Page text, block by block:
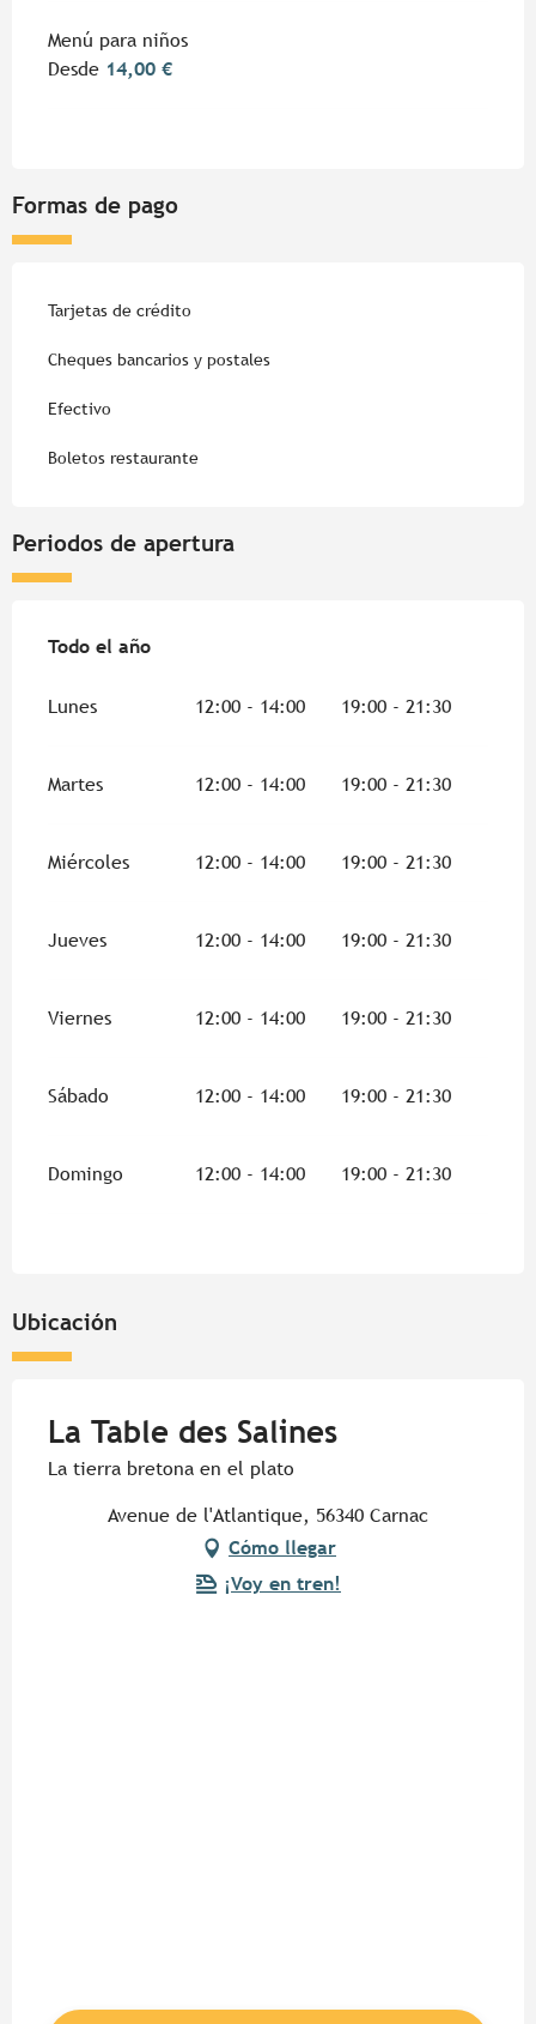
Menú para niños
Desde 14,00 €
Formas de pago
Tarjetas de crédito
Cheques bancarios y postales
Efectivo
Boletos restaurante
Periodos de apertura
Todo el año
Todo el año
Lunes 12:00 - 14:00 19:00 - 21:30
Martes 12:00 - 14:00 19:00 - 21:30
Miércoles 12:00 - 14:00 19:00 - 21:30
Jueves 12:00 - 14:00 19:00 - 21:30
Viernes 12:00 - 14:00 19:00 - 21:30
Sábado 12:00 - 14:00 19:00 - 21:30
Domingo 12:00 - 14:00 19:00 - 21:30
Ubicación
La Table des Salines
La tierra bretona en el plato
Avenue de l'Atlantique, 56340 Carnac
Cómo llegar
¡Voy en tren!